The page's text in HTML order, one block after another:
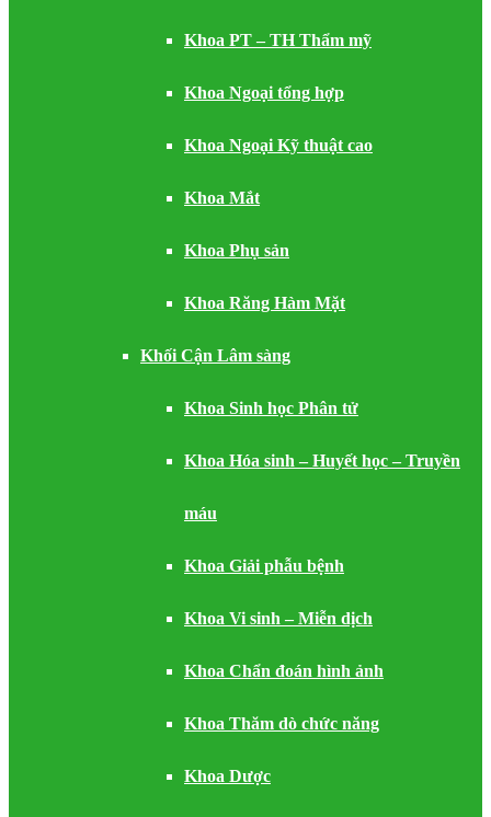
Khoa PT – TH Thẩm mỹ
Khoa Ngoại tổng hợp
Khoa Ngoại Kỹ thuật cao
Khoa Mắt
Khoa Phụ sản
Khoa Răng Hàm Mặt
Khối Cận Lâm sàng
Khoa Sinh học Phân tử
Khoa Hóa sinh – Huyết học – Truyền
máu
Khoa Giải phẫu bệnh
Khoa Vi sinh – Miễn dịch
Khoa Chẩn đoán hình ảnh
Khoa Thăm dò chức năng
Khoa Dược